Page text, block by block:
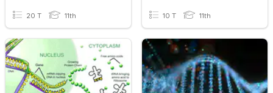
20 T 11th 10 T 11th